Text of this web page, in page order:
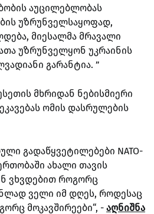
აუცილებლობას
უზრუნველსაყოფად,
მიესალმა მრავალი
უზრუნველყონ უკრაინის
გარანტია. ”
მხრიდან ნებისმიერი
ომის დასრულების
გადაწყვეტილებები NATO-
ახალი თავის
ვხვდებით როგორც
ველი იმ დღეს, როდესაც
მოკავშირეები“, - აღნიშნა